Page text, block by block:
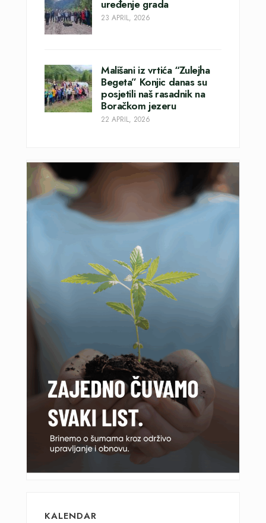
uređenje grada
23 APRIL, 2026
Mališani iz vrtića “Zulejha
Begeta” Konjic danas su
posjetili naš rasadnik na
Boračkom jezeru
22 APRIL, 2026
KALENDAR